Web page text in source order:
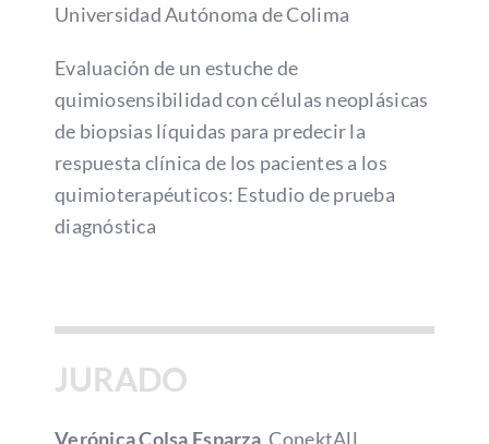
Universidad Autónoma de Colima
Evaluación de un estuche de
quimiosensibilidad con células neoplásicas
de biopsias líquidas para predecir la
respuesta clínica de los pacientes a los
quimioterapéuticos: Estudio de prueba
diagnóstica
JURADO
Verónica Colsa Esparza, ConektAll